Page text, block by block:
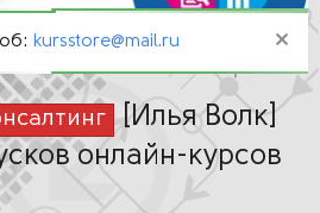
kursstore@mail.ru
[Илья Волк]
онлайн-курсов